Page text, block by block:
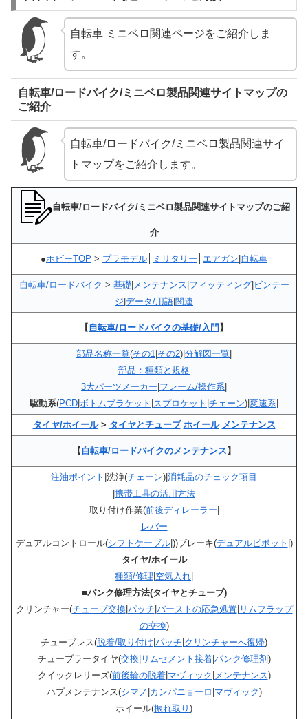
自転車 ミニベロ関連ページをご紹介しま
す。
自転車/ロードバイク/ミニベロ製品関連サイトマップの
ご紹介
自転車/ロードバイク/ミニベロ製品関連サイ
トマップをご紹介します。
自転車/ロードバイク/ミニベロ製品関連サイトマップのご紹
介
●ホビーTOP > プラモデル ミリタリー エアガン 自転車
自転車/ロードバイク > 基礎 メンテナンス フィッティング| ビンテー
ジ データ/用語 関連
【自転車/ロードバイクの基礎/入門 】
部品名称一覧(その1 その2)| 分解図一覧
部品：種類と規格
3大パーツメーカー フレーム/操作系
駆動系(PCD ボトムブラケット スプロケット チェーン)| 変速系
タイヤ/ホイール> タイヤとチューブ ホイール メンテナンス
【自転車/ロードバイクのメンテナンス 】
注油ポイント |洗浄(チェーン)| 消耗品のチェック項目
携帯工具の活用方法
取り付け作業(前後ディレーラー
レバー
デュアルコントロール(シフトケーブル|))ブレーキ(デュアルピボット |)
タイヤ/ホイール
種類/修理 空気入れ
■パンク修理方法(タイヤとチューブ)
クリンチャー(チューブ交換| パッチ バーストの応急処置| リムフラップ
の交換)
チューブレス(脱着/取り付け パッチ クリンチャーへ復帰)
チューブラータイヤ(交換| リムセメント接着| パンク修理剤 )
クイックレリーズ(前後輪の脱着| マヴィック メンテナンス)
ハブメンテナンス(シマノ カンパニョーロ マヴィック)
ホイール(振れ取り )